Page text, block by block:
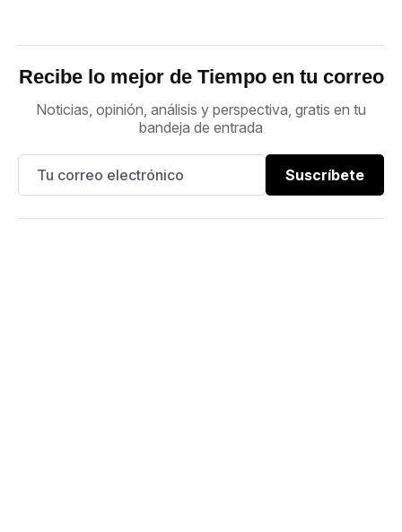
Recibe lo mejor de Tiempo en tu correo
Noticias, opinión, análisis y perspectiva, gratis en tu
bandeja de entrada
Suscríbete